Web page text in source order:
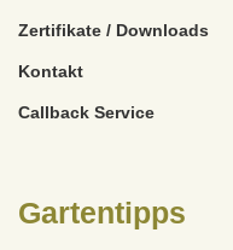
Zertifikate / Downloads
Kontakt
Callback Service
Gartentipps